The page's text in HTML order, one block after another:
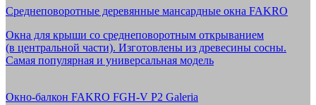
Среднеповоротные деревянные мансардные окна FAKRO
Окна для крыши со среднеповоротным открыванием
(в центральной части). Изготовлены из древесины сосны.
Самая популярная и универсальная модель
Окно-балкон FAKRO FGH-V P2 Galeria